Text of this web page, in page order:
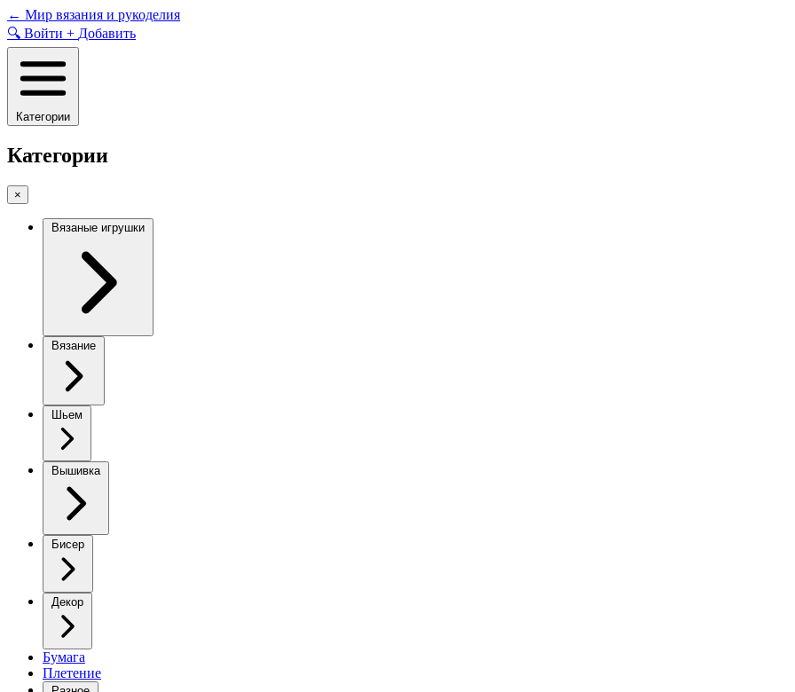
Skip
to
content
← Мир вязания и рукоделия
🔍 Войти + Добавить
Категории
Категории
×
Вязаные игрушки
Вязание
Шьем
Вышивка
Бисер
Декор
Бумага
Плетение